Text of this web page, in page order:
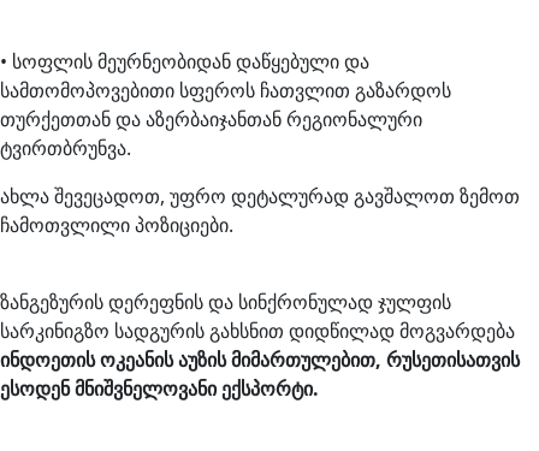
• სოფლის მეურნეობიდან დაწყებული და
სამთომოპოვებითი სფეროს ჩათვლით გაზარდოს
თურქეთთან და აზერბაიჯანთან რეგიონალური
ტვირთბრუნვა.
ახლა შევეცადოთ, უფრო დეტალურად გავშალოთ ზემოთ
ჩამოთვლილი პოზიციები.
ზანგეზურის დერეფნის და სინქრონულად ჯულფის
სარკინიგზო სადგურის გახსნით დიდწილად მოგვარდება
ინდოეთის ოკეანის აუზის მიმართულებით, რუსეთისათვის
ესოდენ მნიშვნელოვანი ექსპორტი.